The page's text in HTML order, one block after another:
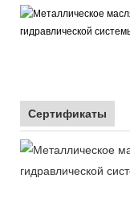
Сертификаты